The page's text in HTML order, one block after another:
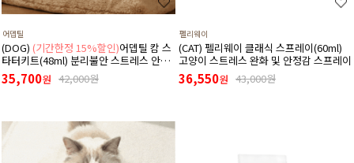
어뎁틸
(DOG) (기간한정 15%할인)어뎁틸 캄 스
타터키트(48ml) 분리불안 스트레스 안정
디퓨저 (리필+본품(훈증기)구성)
35,700원 42,000원
펠리웨이
(CAT) 펠리웨이 클래식 스프레이(60ml)
고양이 스트레스 완화 및 안정감 스프레이
36,550원 43,000원